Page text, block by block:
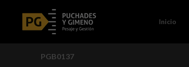
Inicio
PGB0137